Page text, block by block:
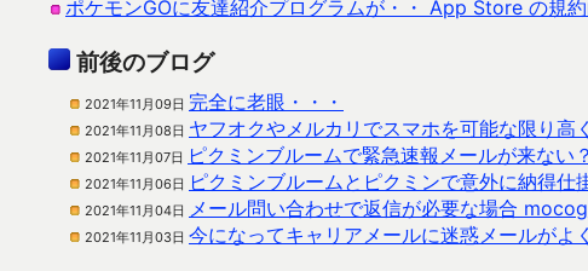
ポケモンGOに友達紹介プログラムが・・ App Store の規約
前後のブログ
2021年11月09日 完全に老眼・・・
2021年11月08日 ヤフオクやメルカリでスマホを可能な限り高
2021年11月07日 ピクミンブルームで緊急速報メールが来ない？
2021年11月06日 ピクミンブルームとピクミンで意外に納得仕
2021年11月04日 メール問い合わせで返信が必要な場合
2021年11月03日 今になってキャリアメールに迷惑メールがよ